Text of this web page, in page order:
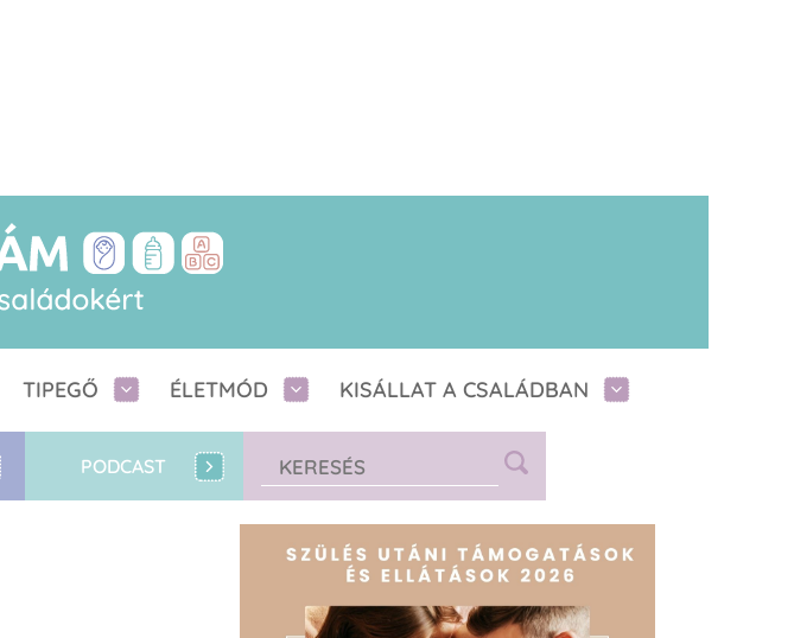
TIPEGŐ ÉLETMÓD KISÁLLAT A CSALÁDBAN
PODCAST